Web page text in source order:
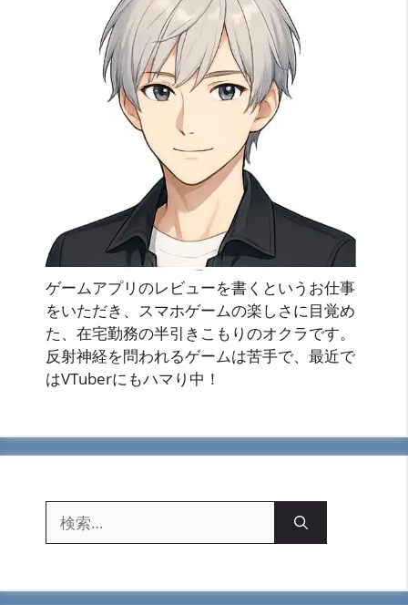
ゲームアプリのレビューを書くというお仕事
をいただき、スマホゲームの楽しさに目覚め
た、在宅勤務の半引きこもりのオクラです。
反射神経を問われるゲームは苦手で、最近で
はVTuberにもハマり中！
索: